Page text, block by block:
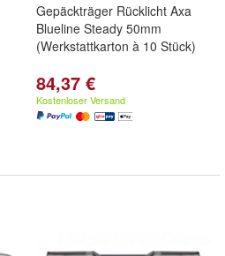
Gepäckträger Rücklicht Axa
Blueline Steady 50mm
(Werkstattkarton à 10 Stück)
84,37 €
Kostenloser Versand